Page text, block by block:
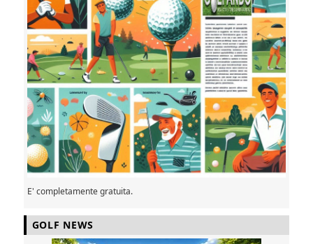
E' completamente gratuita.
GOLF NEWS